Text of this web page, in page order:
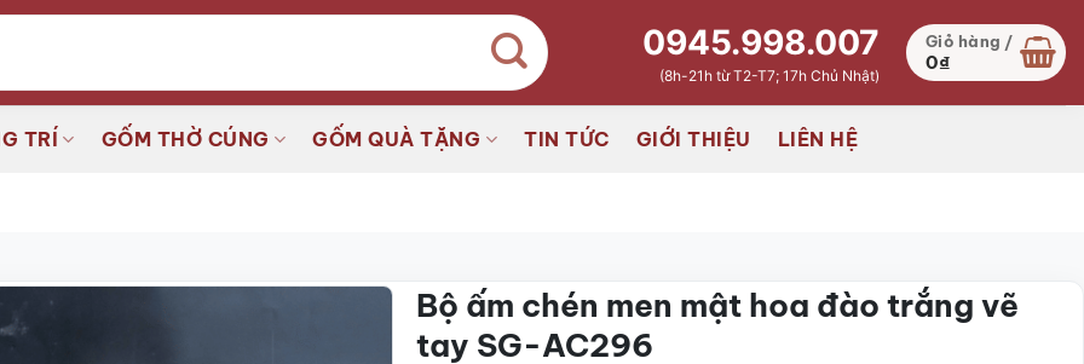
0945.998.007
(8h-21h từ T2-T7; 17h Chủ Nhật)
Giỏ hàng /
0₫
TRÍ GỐM THỜ CÚNG GỐM QUÀ TẶNG TIN TỨC GIỚI THIỆU LIÊN HỆ
Bộ ấm chén men mật hoa đào trắng vẽ
tay SG-AC296